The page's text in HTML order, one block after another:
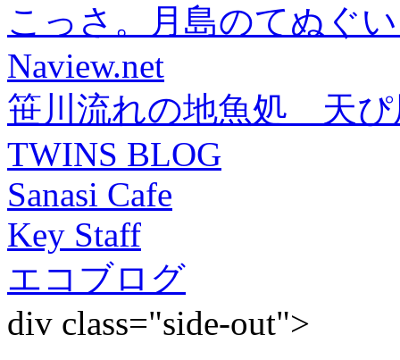
こっさ。月島のてぬぐ
Naview.net
笹川流れの地魚処 天ぴ
TWINS BLOG
Sanasi Cafe
Key Staff
エコブログ
div class="side-out">